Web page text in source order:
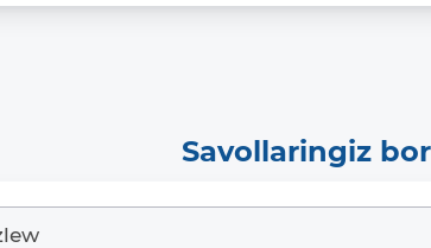
Savollaringiz